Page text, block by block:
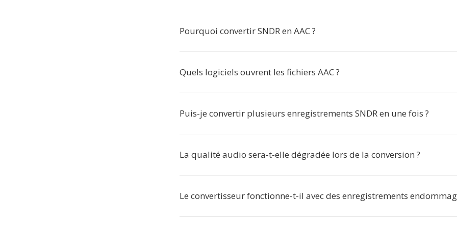
Pourquoi convertir SNDR en AAC ?
Quels logiciels ouvrent les fichiers AAC ?
Puis-je convertir plusieurs enregistrements SNDR en une fois ?
La qualité audio sera-t-elle dégradée lors de la conversion ?
Le convertisseur fonctionne-t-il avec des enregistrements